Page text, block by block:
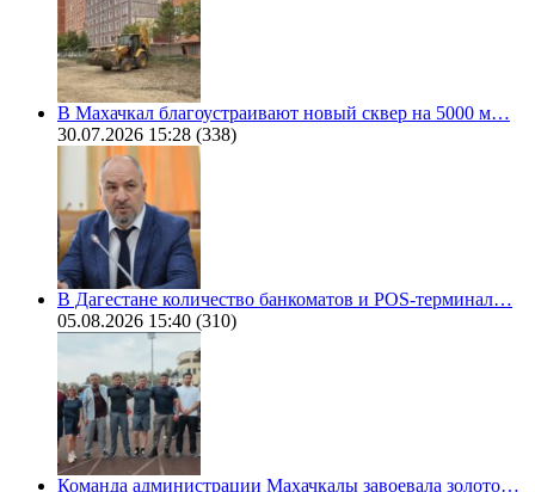
В Махачкал благоустраивают новый сквер на 5000 м…
30.07.2026 15:28 (338)
В Дагестане количество банкоматов и POS-терминал…
05.08.2026 15:40 (310)
Команда администрации Махачкалы завоевала золото…